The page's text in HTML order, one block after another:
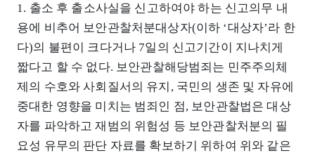
1. 출소 후 출소사실을 신고하여야 하는 신고의무 내
용에 비추어 보안관찰처분대상자(이하 ‘대상자’라 한
다)의 불편이 크다거나 7일의 신고기간이 지나치게
짧다고 할 수 없다. 보안관찰해당범죄는 민주주의체
제의 수호와 사회질서의 유지, 국민의 생존 및 자유에
중대한 영향을 미치는 범죄인 점, 보안관찰법은 대상
자를 파악하고 재범의 위험성 등 보안관찰처분의 필
요성 유무의 판단 자료를 확보하기 위하여 위와 같은